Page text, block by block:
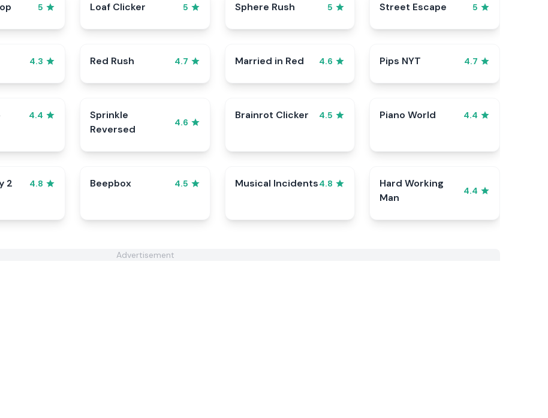
5 Loaf Clicker 5 Sphere Rush 5 Street Escape 5
4.3 Red Rush 4.7 Married in Red 4.6 Pips NYT 4.7
4.4
Sprinkle
Reversed
4.6
Brainrot Clicker 4.5 Piano World 4.4
2 4.8 Beepbox 4.5 Musical Incidents4.8
Hard Working
Man
4.4
Advertisement